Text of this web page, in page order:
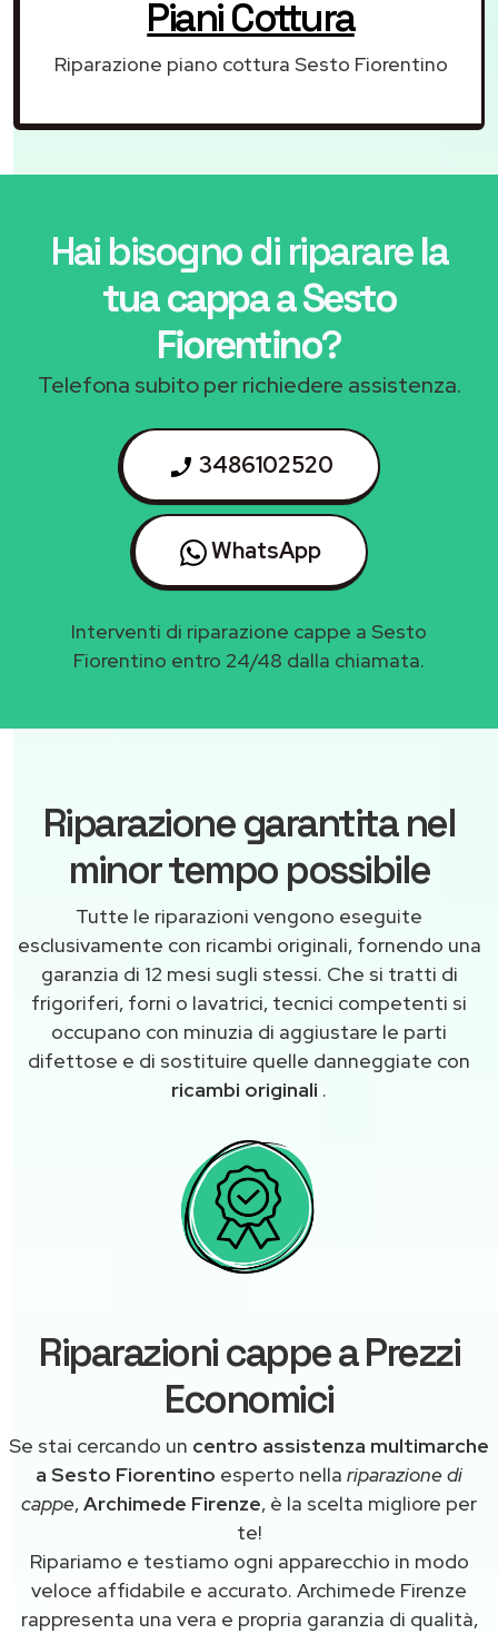
Piani Cottura
Riparazione piano cottura Sesto Fiorentino
Hai bisogno di ripararela
tua cappa a Sesto
Fiorentino?
Telefona subito per richiedere assistenza.
3486102520
WhatsApp
Interventi di riparazione cappe a Sesto
Fiorentino entro 24/48 dalla chiamata.
Riparazione garantita nel
minor tempo possibile
Tutte le riparazioni vengono eseguite
esclusivamente con ricambi originali, fornendo una
garanzia di 12 mesi sugli stessi. Che si tratti di
frigoriferi, forni o lavatrici, tecnici competenti si
occupano con minuzia di aggiustare le parti
difettose e di sostituire quelle danneggiate con
ricambi originali .
Riparazioni cappe a Prezzi
Economici
Se stai cercando un centro assistenza multimarche
a Sesto Fiorentino esperto nella riparazione di
cappe,Archimede Firenze, è la scelta migliore per
te!
Ripariamo e testiamo ogni apparecchio in modo
veloce affidabile e accurato. Archimede Firenze
rappresenta una vera e propria garanzia di qualità,